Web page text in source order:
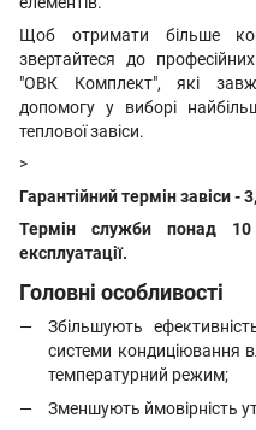
Щоб отримати більше
звертайтеся до
"ОВК Комплект", які
допомогу у виборі
теплової завіси.
>
Гарантійний термін завіси -
Термін служби понад
експлуатації.
Головні особливості
Збільшують
системи кондиціювання
температурний режим;
Зменшують ймовірність